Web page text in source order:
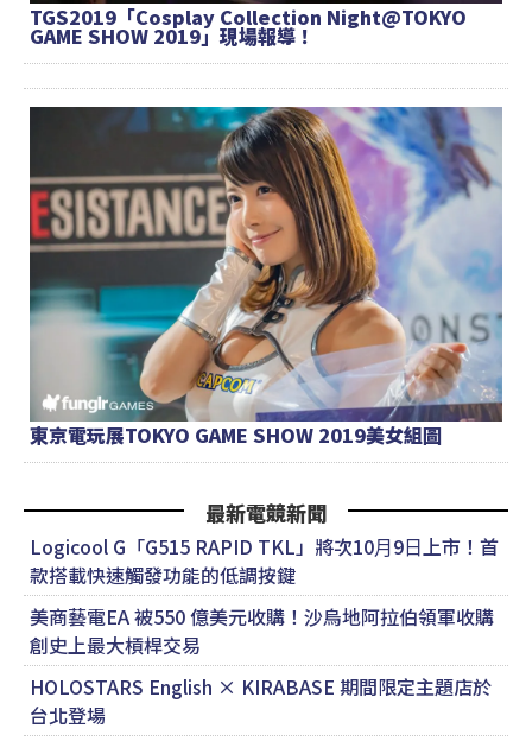
TGS2019「Cosplay Collection Night@TOKYO
GAME SHOW 2019」現場報導！
東京電玩展TOKYO GAME SHOW 2019美女組圖
最新電競新聞
Logicool G「G515 RAPID TKL」將次10⽉9⽇上市！首
款搭載快速觸發功能的低調按鍵
美商藝電EA 被550 億美元收購！沙烏地阿拉伯領軍收購
創史上最大槓桿交易
HOLOSTARS English × KIRABASE 期間限定主題店於
台北登場